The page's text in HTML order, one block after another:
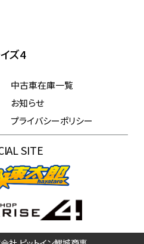
ズ4
中古車在庫一覧
お知らせ
プライバシーポリシー
SITE